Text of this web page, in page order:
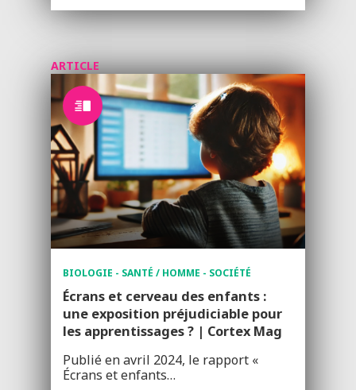
ARTICLE
BIOLOGIE - SANTÉ / HOMME - SOCIÉTÉ
Écrans et cerveau des enfants :
une exposition préjudiciable pour
les apprentissages ? | Cortex Mag
Publié en avril 2024, le rapport «
Écrans et enfants…